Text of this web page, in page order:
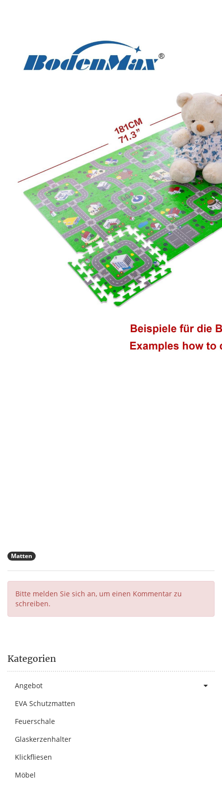
Matten
Bitte melden Sie sich an, um einen Kommentar zu
schreiben.
Kategorien
Angebot
EVA Schutzmatten
Feuerschale
Glaskerzenhalter
Klickfliesen
Möbel